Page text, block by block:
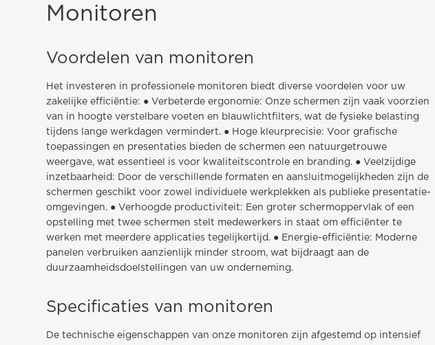
Monitoren
Voordelen van monitoren
Het investeren in professionele monitoren biedt diverse voordelen voor uw
zakelijke efficiëntie: ● Verbeterde ergonomie: Onze schermen zijn vaak voorzien
van in hoogte verstelbare voeten en blauwlichtfilters, wat de fysieke belasting
tijdens lange werkdagen vermindert. ● Hoge kleurprecisie: Voor grafische
toepassingen en presentaties bieden de schermen een natuurgetrouwe
weergave, wat essentieel is voor kwaliteitscontrole en branding. ● Veelzijdige
inzetbaarheid: Door de verschillende formaten en aansluitmogelijkheden zijn de
schermen geschikt voor zowel individuele werkplekken als publieke presentatie-
omgevingen. ● Verhoogde productiviteit: Een groter schermoppervlak of een
opstelling met twee schermen stelt medewerkers in staat om efficiënter te
werken met meerdere applicaties tegelijkertijd. ● Energie-efficiëntie: Moderne
panelen verbruiken aanzienlijk minder stroom, wat bijdraagt aan de
duurzaamheidsdoelstellingen van uw onderneming.
Specificaties van monitoren
De technische eigenschappen van onze monitoren zijn afgestemd op intensief